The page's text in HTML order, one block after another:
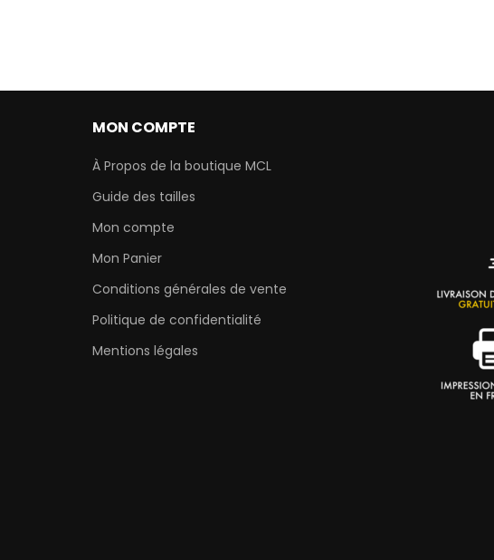
MON COMPTE
À Propos de la boutique MCL
Guide des tailles
Mon compte
Mon Panier
Conditions générales de vente
Politique de confidentialité
Mentions légales